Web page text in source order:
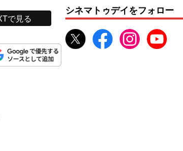
で見る
特命係 最後の決断
U-NEXTで見る
シネマトゥデイをフォロー